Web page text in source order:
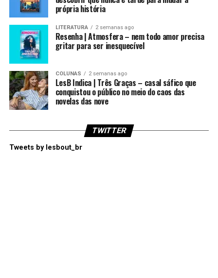
própria história
LITERATURA 2 semanas ago
Resenha | Atmosfera – nem todo amor precisa
gritar para ser inesquecível
COLUNAS 2 semanas ago
LesB Indica | Três Graças – casal sáfico que
conquistou o público no meio do caos das
novelas das nove
TWITTER
Tweets by lesbout_br